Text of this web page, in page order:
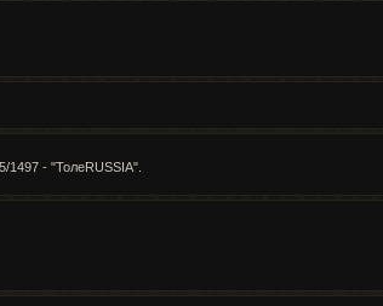
1497 - "ТолеRUSSIA".